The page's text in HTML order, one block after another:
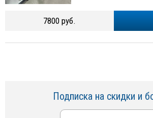
7800 руб.
Подписка на скидки и